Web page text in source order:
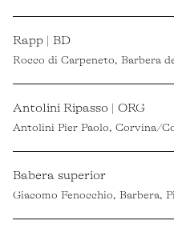
Rapp | BD
Rocco di Carpeneto, Barbera
Antolini Ripasso | ORG
Antolini Pier Paolo, Corvina/
Babera superior
Giacomo Fenocchio, Barbera,